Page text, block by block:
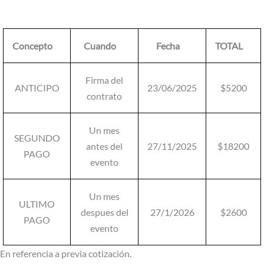
Concepto Cuando Fecha TOTAL
ANTICIPO
Firma del
contrato
23/06/2025 $5200
SEGUNDO
PAGO
Un mes
antes del
evento
27/11/2025 $18200
ULTIMO
PAGO
Un mes
despues del
evento
27/1/2026 $2600
En referencia a previa cotización.